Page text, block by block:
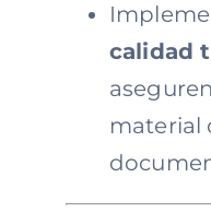
calidad
material